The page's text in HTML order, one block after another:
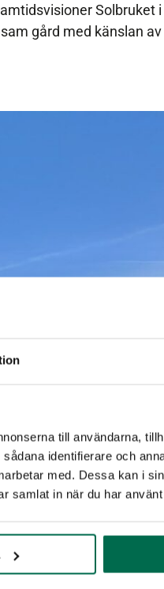
till användarna,
identifierare och
med. Dessa kan i
samlat in när du har
Solbruket i
gård med känslan av